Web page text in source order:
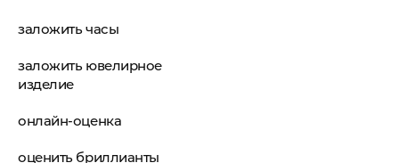
заложить часы
заложить ювелирное
изделие
онлайн-оценка
оценить бриллианты